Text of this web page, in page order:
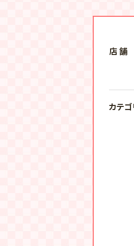
店 舗
カテゴ